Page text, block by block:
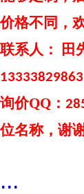
价格不同，
联系人：
田
13333829863
询价QQ：
位名称，谢谢
...